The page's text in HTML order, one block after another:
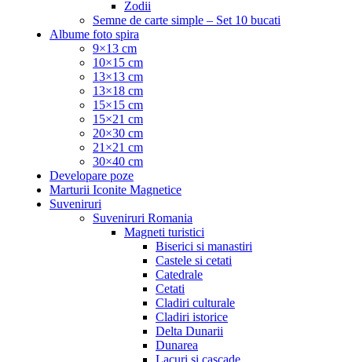
Zodii
Semne de carte simple – Set 10 bucati
Albume foto spira
9×13 cm
10×15 cm
13×13 cm
13×18 cm
15×15 cm
15×21 cm
20×30 cm
21×21 cm
30×40 cm
Developare poze
Marturii Iconite Magnetice
Suveniruri
Suveniruri Romania
Magneti turistici
Biserici si manastiri
Castele si cetati
Catedrale
Cetati
Cladiri culturale
Cladiri istorice
Delta Dunarii
Dunarea
Lacuri si cascade